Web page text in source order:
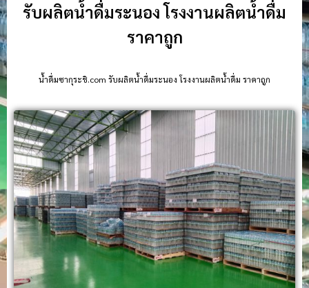
รับผลิตน้ำดื่มระนอง โรงงานผลิตน้ำดื่ม
ราคาถูก
น้ําดื่มซากุระชิ.com รับผลิตน้ำดื่มระนอง โรงงานผลิตน้ำดื่ม ราคาถูก